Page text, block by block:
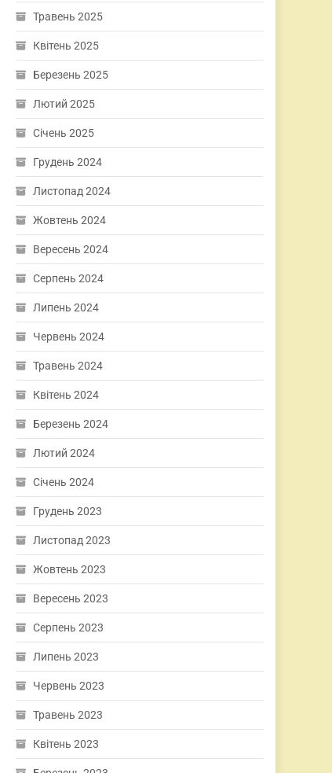
Травень 2025
Квітень 2025
Березень 2025
Лютий 2025
Січень 2025
Грудень 2024
Листопад 2024
Жовтень 2024
Вересень 2024
Серпень 2024
Липень 2024
Червень 2024
Травень 2024
Квітень 2024
Березень 2024
Лютий 2024
Січень 2024
Грудень 2023
Листопад 2023
Жовтень 2023
Вересень 2023
Серпень 2023
Липень 2023
Червень 2023
Травень 2023
Квітень 2023